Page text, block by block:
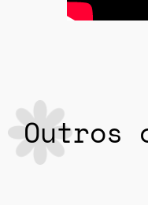
Outros